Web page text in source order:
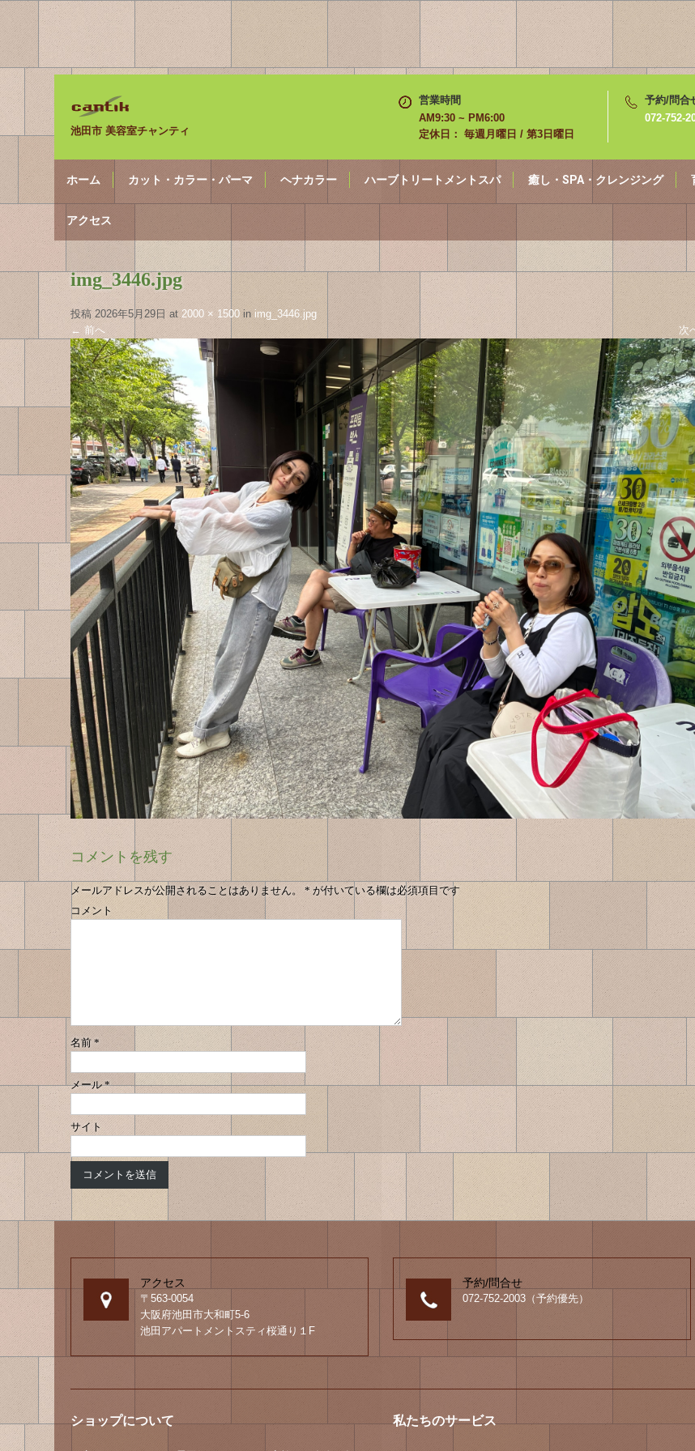
池田市 美容室チャンティ
営業時間
AM9:30 ~ PM6:00
定休日： 毎週月曜日 / 第3日曜日
予約/問合
072-752-
ホーム カット・カラー・パーマ ヘナカラー ハーブトリートメントスパ 癒し・SPA・クレンジング
アクセス
img_3446.jpg
投稿2026年5月29日 at 2000 × 1500 in img_3446.jpg
← 前へ 次
コメントを残す
メールアドレスが公開されることはありません。 * が付いている欄は必須項目です
コメント
名前 *
メール*
サイト
アクセス
〒563-0054
大阪府池田市大和町5-6
池田アパートメントスティ桜通り１F
予約/問合せ
072-752-2003（予約優先）
ショップについて 私たちのサービス